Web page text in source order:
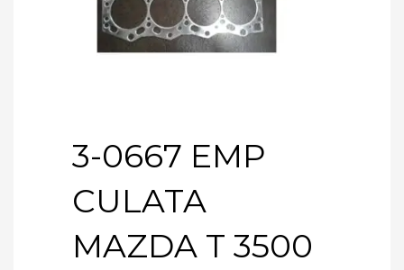
3-0667 EMP
CULATA
MAZDA T 3500